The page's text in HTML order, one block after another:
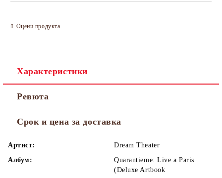
Оцени продукта
Характеристики
Ревюта
Срок и цена за доставка
Артист:
Dream Theater
Албум:
Quarantieme: Live a Paris
(Deluxe Artbook